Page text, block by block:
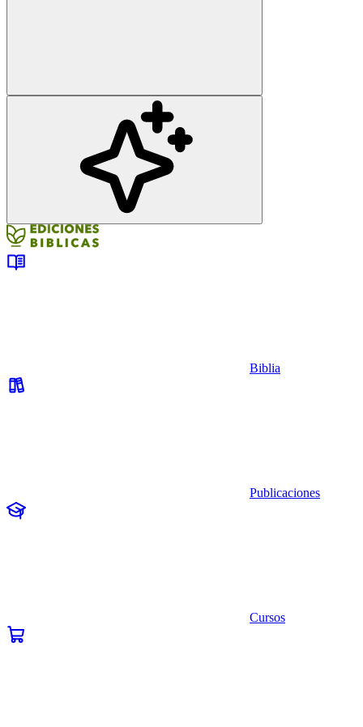
Biblia
Publicaciones
Cursos